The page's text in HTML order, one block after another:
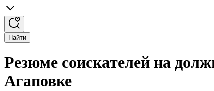
Найти
Резюме соискателей на
Агаповке